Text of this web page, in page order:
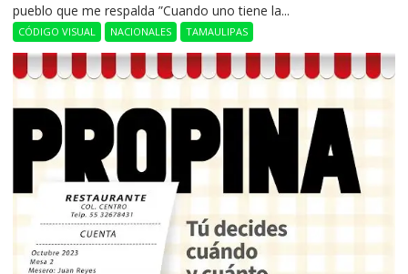
pueblo que me respalda ”Cuando uno tiene la...
CÓDIGO VISUAL NACIONALES TAMAULIPAS